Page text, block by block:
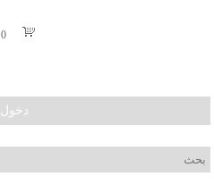
0
دخول